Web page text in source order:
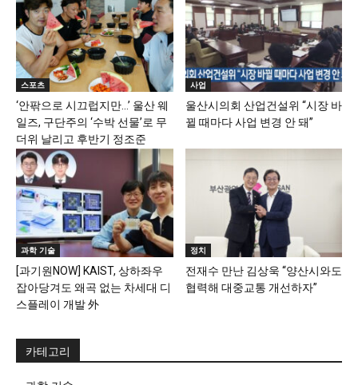
스포츠
‘안팎으로 시끄럽지만…’ 울산 웨
일즈, 구단주의 ‘수박 선물’로 무
더위 날리고 후반기 정조준
사업
울산시의회 산업건설위 “시장 바
뀔 때마다 사업 변경 안 돼”
과학 기술
[과기원NOW] KAIST, 상하좌우
잡아당겨도 왜곡 없는 차세대 디
스플레이 개발 外
정치
전재수 만난 김상욱 “양산시와도
협력해 대중교통 개선하자”
카테고리